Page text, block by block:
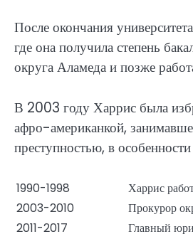
После окончания
где она получила степень
округа Аламеда и позже
В 2003 году Харрис была
афро-американкой,
преступностью, в
1990-1998
Харрис
2003-2010
Прокурор
2011-2017
Главный